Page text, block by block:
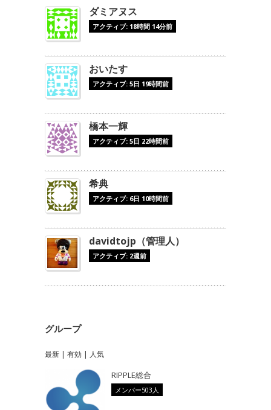
ダミアヌス
アクティブ: 18時間 14分前
おいたす
アクティブ: 5日 19時間前
橋本一輝
アクティブ: 5日 22時間前
希典
アクティブ: 6日 10時間前
davidtojp（管理人）
アクティブ: 2週前
グループ
最新 | 有効 | 人気
RIPPLE総合
メンバー503人